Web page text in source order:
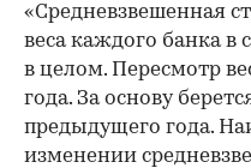
«Средневзвешенная
веса каждого банка в
в целом. Пересмотр
года. За основу
предыдущего года.
изменении